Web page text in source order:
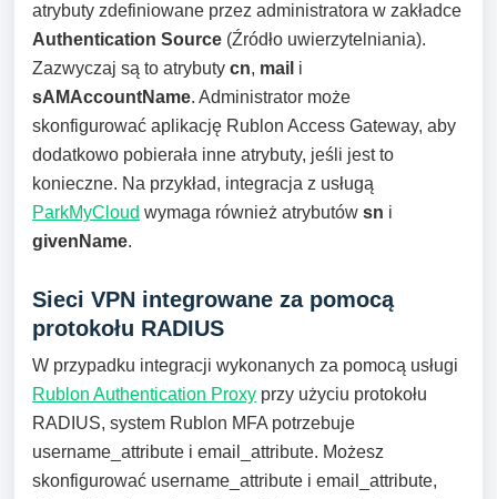
atrybuty zdefiniowane przez administratora w zakładce
Authentication Source (Źródło uwierzytelniania).
Zazwyczaj są to atrybuty cn, mail i
sAMAccountName. Administrator może
skonfigurować aplikację Rublon Access Gateway, aby
dodatkowo pobierała inne atrybuty, jeśli jest to
konieczne. Na przykład, integracja z usługą
ParkMyCloud wymaga również atrybutów sn i
givenName.
Sieci VPN integrowane za pomocą
protokołu RADIUS
W przypadku integracji wykonanych za pomocą usługi
Rublon Authentication Proxy przy użyciu protokołu
RADIUS, system Rublon MFA potrzebuje
username_attribute i email_attribute. Możesz
skonfigurować username_attribute i email_attribute,